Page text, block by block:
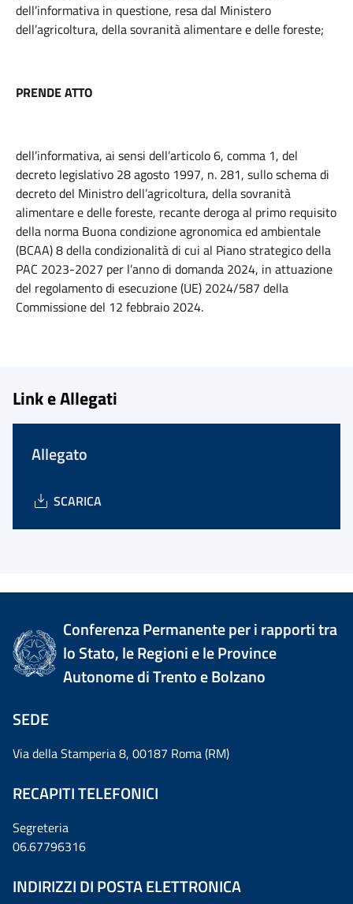
dell’informativa in questione, resa dal Ministero
dell’agricoltura, della sovranità alimentare e delle foreste;
PRENDE ATTO
dell’informativa, ai sensi dell’articolo 6, comma 1, del
decreto legislativo 28 agosto 1997, n. 281, sullo schema di
decreto del Ministro dell’agricoltura, della sovranità
alimentare e delle foreste, recante deroga al primo requisito
della norma Buona condizione agronomica ed ambientale
(BCAA) 8 della condizionalità di cui al Piano strategico della
PAC 2023-2027 per l’anno di domanda 2024, in attuazione
del regolamento di esecuzione (UE) 2024/587 della
Commissione del 12 febbraio 2024.
Link e Allegati
Allegato
SCARICA
Conferenza Permanente per i rapporti tra
lo Stato, le Regioni e le Province
Autonome di Trento e Bolzano
SEDE
Via della Stamperia 8, 00187 Roma (RM)
RECAPITI TELEFONICI
Segreteria
06.67796316
INDIRIZZI DI POSTA ELETTRONICA